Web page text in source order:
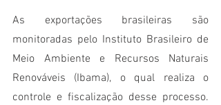
As exportações brasileiras são
monitoradas pelo Instituto Brasileiro de
Meio Ambiente e Recursos Naturais
Renováveis (Ibama), o qual realiza o
controle e fiscalização desse processo.